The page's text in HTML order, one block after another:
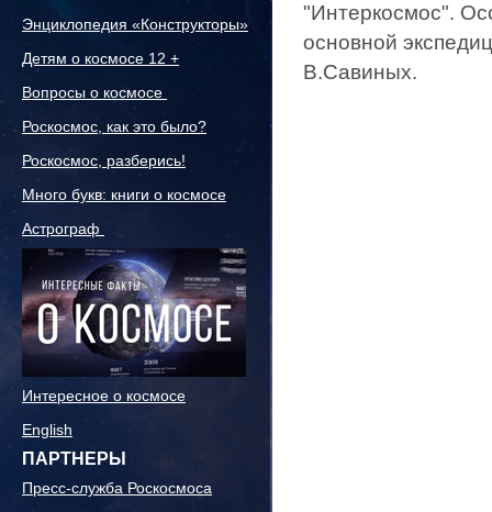
Энциклопедия «Конструкторы»
Детям о космосе 12 +
Вопросы о космосе
Роскосмос, как это было?
Роскосмос, разберись!
Много букв: книги о космосе
Астрограф
Интересное о космосе
English
ПАРТНЕРЫ
Пресс-служба Роскосмоса
"Интеркосмос".
основной
В.Савиных.